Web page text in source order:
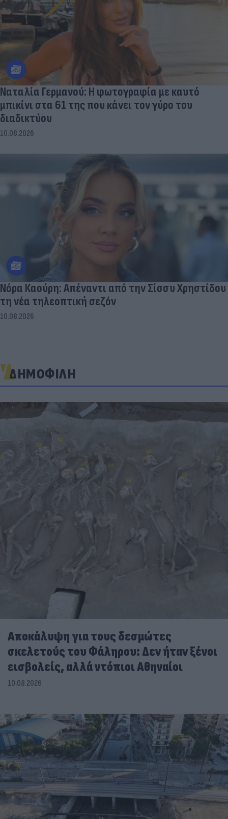
Ναταλία Γερμανού: Η φωτογραφία με καυτό
μπικίνι στα 61 της που κάνει τον γύρο του
διαδικτύου
10.08.2026
Νόρα Καούρη: Απέναντι από την Σίσσυ Χρηστίδου
τη νέα τηλεοπτική σεζόν
10.08.2026
ΔΗΜΟΦΙΛΗ
Αποκάλυψη για τους δεσμώτες
σκελετούς του Φάληρου: Δεν ήταν ξένοι
εισβολείς, αλλά ντόπιοι Αθηναίοι
10.08.2026